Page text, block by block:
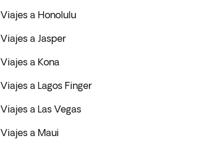
Viajes a Honolulu
Viajes a Jasper
Viajes a Kona
Viajes a Lagos Finger
Viajes a Las Vegas
Viajes a Maui